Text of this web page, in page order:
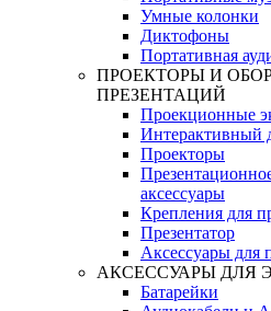
Умные колонки
Диктофоны
Портативная
ПРОЕКТОРЫ И
ПРЕЗЕНТАЦИЙ
Проекционные
Интерактивный
Проекторы
аксессуары
Крепления для
Презентатор
Аксессуары для
АКСЕССУАРЫ ДЛЯ
Батарейки